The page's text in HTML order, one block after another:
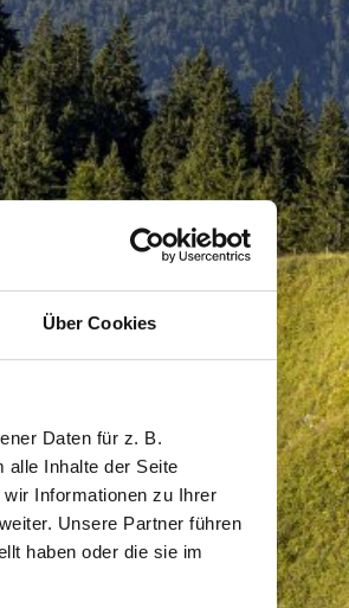
Über Cookies
Daten für z. B.
alle Inhalte der Seite
Informationen zu Ihrer
Unsere Partner führen
haben oder die sie im